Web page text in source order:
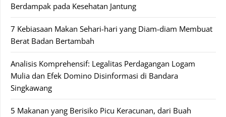
Berdampak pada Kesehatan Jantung
7 Kebiasaan Makan Sehari-hari yang Diam-diam Membuat
Berat Badan Bertambah
Analisis Komprehensif: Legalitas Perdagangan Logam
Mulia dan Efek Domino Disinformasi di Bandara
Singkawang
5 Makanan yang Berisiko Picu Keracunan, dari Buah